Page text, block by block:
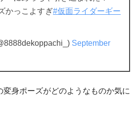
かっこよすぎ#仮面ライダーギー
September
身ポーズがどのようなものか気に